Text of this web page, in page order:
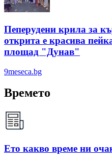
Пеперудени крила за
открита е красива
площад "Дунав"
9meseca.bg
Времето
Ето какво време ни